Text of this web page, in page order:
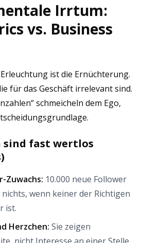
Irrtum:
vs. Business
ist die Ernüchterung.
für das Geschäft irrelevant sind.
schmeicheln dem Ego,
sind fast wertlos
Zuwachs: 10.000 neue Follower
wenn keiner der Richtigen
ist.
Herzchen: Sie zeigen